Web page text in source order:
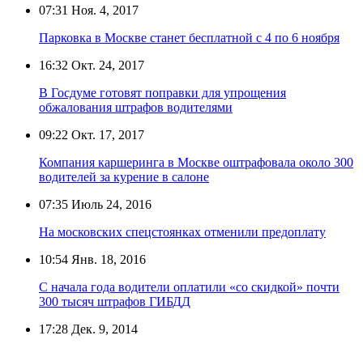
07:31 Ноя. 4, 2017
Парковка в Москве станет бесплатной с 4 по 6 ноября
16:32 Окт. 24, 2017
В Госдуме готовят поправки для упрощения
обжалования штрафов водителями
09:22 Окт. 17, 2017
Компания каршеринга в Москве оштрафовала около 300
водителей за курение в салоне
07:35 Июль 24, 2016
На московских спецстоянках отменили предоплату
10:54 Янв. 18, 2016
С начала года водители оплатили «со скидкой» почти
300 тысяч штрафов ГИБДД
17:28 Дек. 9, 2014